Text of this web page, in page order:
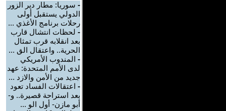
- سوريا: مطار دير الزور
الدولي يستقبل أولى
رحلات برنامج الأغذي ...
- لحظات انتشال قارب
بعد انقلابه قرب تمثال
الحرية.. واعتقال الق ...
- المندوب الأمريكي
لدى الأمم المتحدة: عهد
جديد من الأمن والازد ...
- اعتقالات الفساد تعود
بعد استراحة قصيرة.. و-
أبو مازن- أول الو ...